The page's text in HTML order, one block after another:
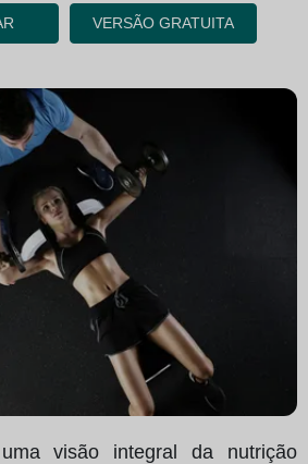
VERSÃO GRATUITA
visão integral da nutrição